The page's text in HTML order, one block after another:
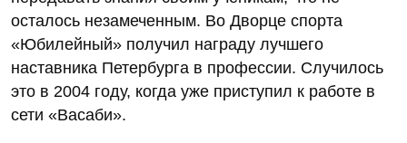
осталось незамеченным. Во Дворце спорта
«Юбилейный» получил награду лучшего
наставника Петербурга в профессии. Случилось
это в 2004 году, когда уже приступил к работе в
сети «Васаби».